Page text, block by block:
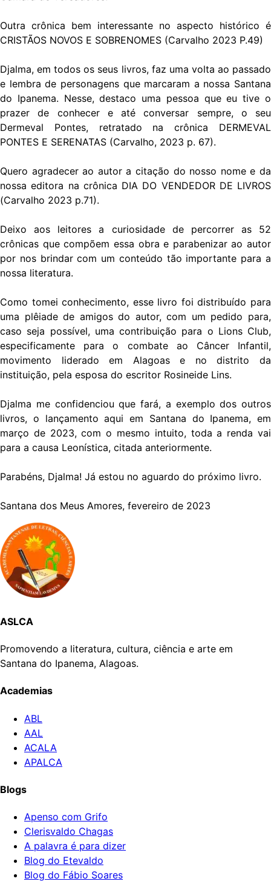
Outra crônica bem interessante no aspecto histórico é
CRISTÃOS NOVOS E SOBRENOMES (Carvalho 2023 P.49)
Djalma, em todos os seus livros, faz uma volta ao passado
e lembra de personagens que marcaram a nossa Santana
do Ipanema. Nesse, destaco uma pessoa que eu tive o
prazer de conhecer e até conversar sempre, o seu
Dermeval Pontes, retratado na crônica DERMEVAL
PONTES E SERENATAS (Carvalho, 2023 p. 67).
Quero agradecer ao autor a citação do nosso nome e da
nossa editora na crônica DIA DO VENDEDOR DE LIVROS
(Carvalho 2023 p.71).
Deixo aos leitores a curiosidade de percorrer as 52
crônicas que compõem essa obra e parabenizar ao autor
por nos brindar com um conteúdo tão importante para a
nossa literatura.
Como tomei conhecimento, esse livro foi distribuído para
uma plêiade de amigos do autor, com um pedido para,
caso seja possível, uma contribuição para o Lions Club,
especificamente para o combate ao Câncer Infantil,
movimento liderado em Alagoas e no distrito da
instituição, pela esposa do escritor Rosineide Lins.
Djalma me confidenciou que fará, a exemplo dos outros
livros, o lançamento aqui em Santana do Ipanema, em
março de 2023, com o mesmo intuito, toda a renda vai
para a causa Leonística, citada anteriormente.
Parabéns, Djalma! Já estou no aguardo do próximo livro.
Santana dos Meus Amores, fevereiro de 2023
ASLCA
Promovendo a literatura, cultura, ciência e arte em
Santana do Ipanema, Alagoas.
Academias
ABL
AAL
ACALA
APALCA
Blogs
Apenso com Grifo
Clerisvaldo Chagas
A palavra é para dizer
Blog do Etevaldo
Blog do Fábio Soares